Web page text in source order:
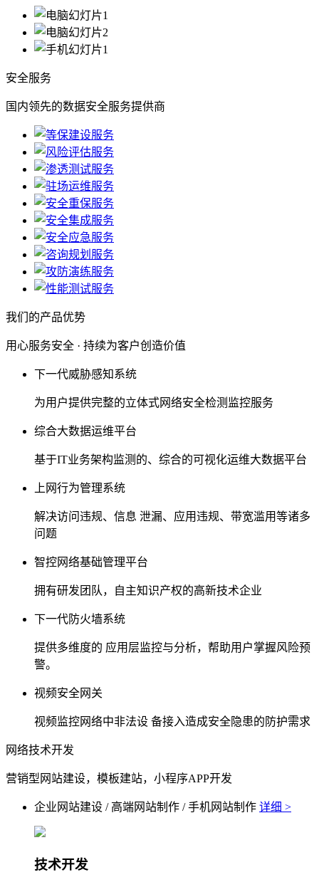
安全服务
国内领先的数据安全服务提供商
我们的产品优势
用心服务安全 · 持续为客户创造价值
下一代威胁感知系统
为用户提供完整的立体式网络安全检测监控服务
综合大数据运维平台
基于IT业务架构监测的、综合的可视化运维大数据平台
上网行为管理系统
解决访问违规、信息 泄漏、应用违规、带宽滥用等诸多
问题
智控网络基础管理平台
拥有研发团队，自主知识产权的高新技术企业
下一代防火墙系统
提供多维度的 应用层监控与分析，帮助用户掌握风险预
警。
视频安全网关
视频监控网络中非法设 备接入造成安全隐患的防护需求
网络技术开发
营销型网站建设，模板建站，小程序APP开发
企业网站建设 / 高端网站制作 / 手机网站制作 详细 >
技术开发